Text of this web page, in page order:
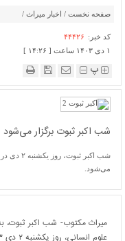
صفحه نخست / اخبار میراث /
کد خبر: ۴۴۴۲۶
۱ دی ۱۴۰۳ ساعت [ ۱۴:۲۶ ]
پ
شب اکبر ثبوت برگزار می‌شود
شب اکبر
می‌شود.
میراث مکتوب- شب اکبر ثبوت،